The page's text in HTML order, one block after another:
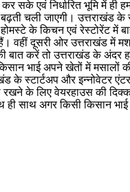
सके एवं निर्धारित भूमि में
चली जाएगी।
के किचन एवं रेस्टोरेंट में
वहीं दूसरी ओर उत्तराखंड में
बात करें तो उत्तराखंड के अंदर
भाई अपने खेतों में
के स्टार्टअप और इन्नोवेटर
रखने के लिए वेयरहाउस की
साथ अगर किसी किसान भाई